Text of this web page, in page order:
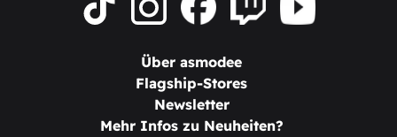
Über asmodee
Flagship-Stores
Newsletter
Mehr Infos zu Neuheiten?